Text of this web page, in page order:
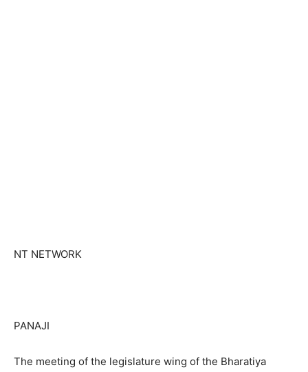
NT NETWORK
PANAJI
The meeting of the legislature wing of the Bharatiya